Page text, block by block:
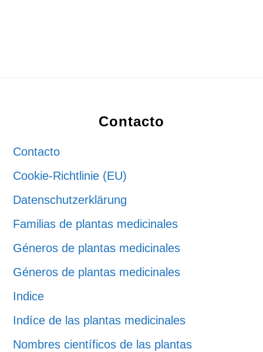
Contacto
Contacto
Cookie-Richtlinie (EU)
Datenschutzerklärung
Familias de plantas medicinales
Géneros de plantas medicinales
Géneros de plantas medicinales
Indice
Indíce de las plantas medicinales
Nombres científicos de las plantas